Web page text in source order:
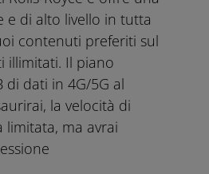
e di alto livello in tutta
contenuti preferiti sul
illimitati. Il piano
di dati in 4G/5G al
la velocità di
limitata, ma avrai